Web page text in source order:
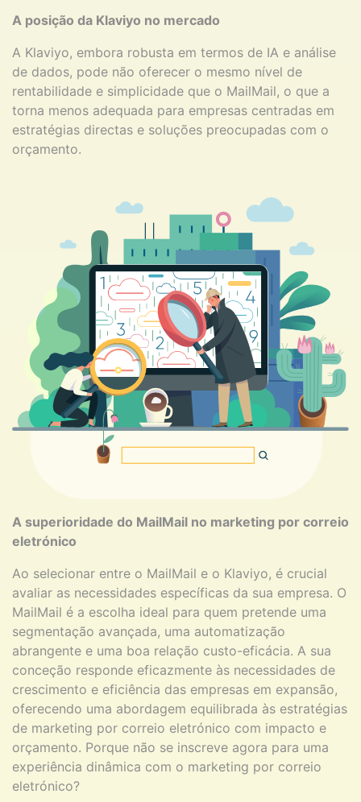
A posição da Klaviyo no mercado
A Klaviyo, embora robusta em termos de IA e análise
de dados, pode não oferecer o mesmo nível de
rentabilidade e simplicidade que o MailMail, o que a
torna menos adequada para empresas centradas em
estratégias directas e soluções preocupadas com o
orçamento.
A superioridade do MailMail no marketing por correio
eletrónico
Ao selecionar entre o MailMail e o Klaviyo, é crucial
avaliar as necessidades específicas da sua empresa. O
MailMail é a escolha ideal para quem pretende uma
segmentação avançada, uma automatização
abrangente e uma boa relação custo-eficácia. A sua
conceção responde eficazmente às necessidades de
crescimento e eficiência das empresas em expansão,
oferecendo uma abordagem equilibrada às estratégias
de marketing por correio eletrónico com impacto e
orçamento. Porque não se inscreve agora para uma
experiência dinâmica com o marketing por correio
eletrónico?